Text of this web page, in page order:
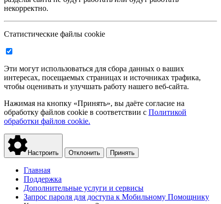
некорректно.
Статистические файлы cookie
Эти могут использоваться для сбора данных о ваших
интересах, посещаемых страницах и источниках трафика,
чтобы оценивать и улучшать работу нашего веб-сайта.
Нажимая на кнопку «Принять», вы даёте согласие на
обработку файлов cookie в соответствии с Политикой
обработки файлов cookie.
Настроить Отклонить Принять
Главная
Поддержка
Дополнительные услуги и сервисы
Запрос пароля для доступа к Мобильному Помощнику